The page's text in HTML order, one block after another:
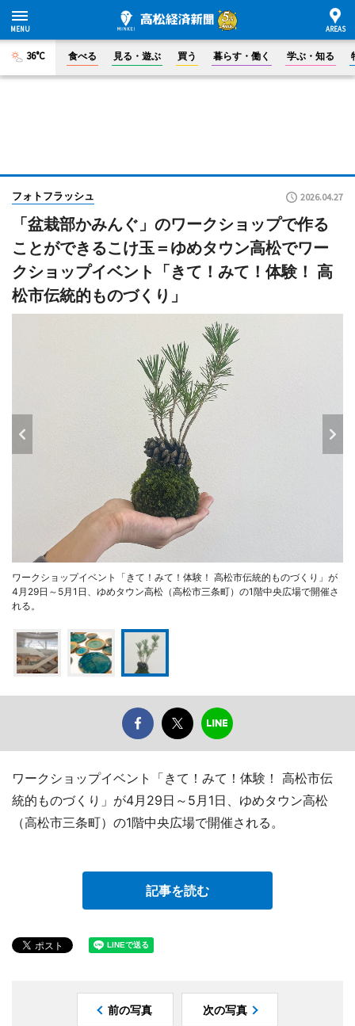
36°C 食べる 見る・遊ぶ 買う 暮らす・働く 学ぶ・知る
フォトフラッシュ 2026.04.27
「盆栽部かみんぐ」のワークショップで作る
ことができるこけ玉＝ゆめタウン高松でワー
クショップイベント「きて！みて！体験！ 高
松市伝統的ものづくり」
ワークショップイベント「きて！みて！体験！ 高松市伝統的ものづくり」が
4月29日～5月1日、ゆめタウン高松（高松市三条町）の1階中央広場で開催さ
れる。
ワークショップイベント「きて！みて！体験！ 高松市伝
統的ものづくり」が4月29日～5月1日、ゆめタウン高松
（高松市三条町）の1階中央広場で開催される。
記事を読む
前の写真 次の写真